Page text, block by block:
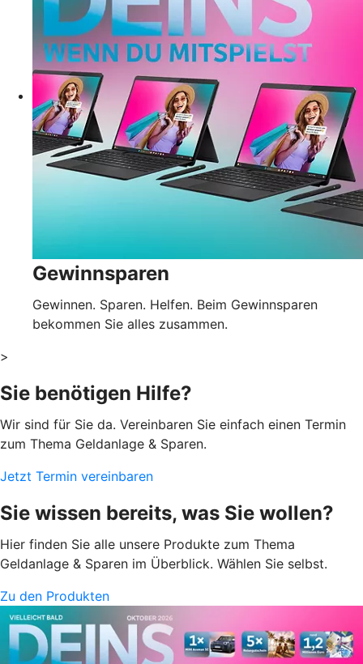
Gewinnsparen
Gewinnen. Sparen. Helfen. Beim Gewinnsparen
bekommen Sie alles zusammen.
>
Sie benötigen Hilfe?
Wir sind für Sie da. Vereinbaren Sie einfach einen Termin
zum Thema Geldanlage & Sparen.
Jetzt Termin vereinbaren
Sie wissen bereits, was Sie wollen?
Hier finden Sie alle unsere Produkte zum Thema
Geldanlage & Sparen im Überblick. Wählen Sie selbst.
Zu den Produkten